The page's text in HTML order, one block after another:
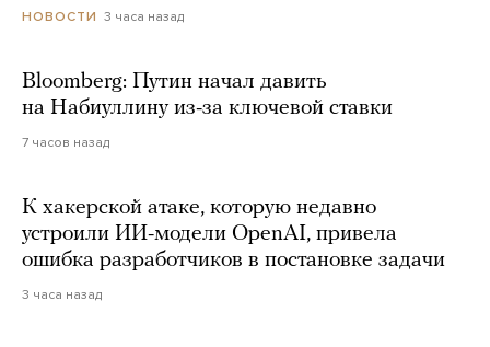
НОВОСТИ 3 часа назад
Bloomberg: Путин начал давить
на Набиуллину из-за ключевой ставки
7 часов назад
К хакерской атаке, которую недавно
устроили ИИ-модели OpenAI, привела
ошибка разработчиков в постановке задачи
3 часа назад